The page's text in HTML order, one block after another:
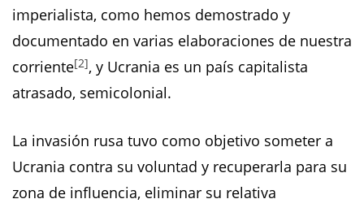
imperialista, como hemos demostrado y
documentado en varias elaboraciones de nuestra
corriente[2], y Ucrania es un país capitalista
atrasado, semicolonial.
La invasión rusa tuvo como objetivo someter a
Ucrania contra su voluntad y recuperarla para su
zona de influencia, eliminar su relativa